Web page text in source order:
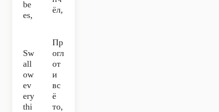
be
es,
ёл,
Sw
all
ow
ev
ery
thi
Пр
огл
от
и
вс
ё
то,